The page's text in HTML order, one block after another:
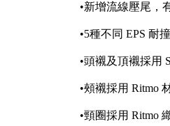
•新增流線壓尾，
•5種不同 EPS 耐
•頭襯及頂襯採用
•頰襯採用 Ritmo
•頸圈採用 Ritmo